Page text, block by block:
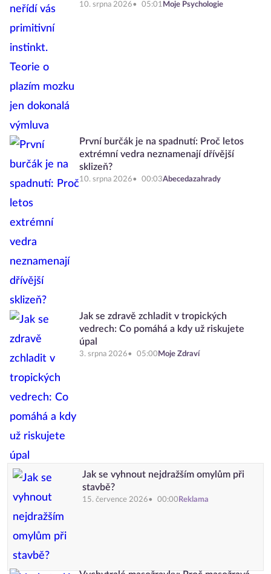
10. srpna 2026 05:01 Moje Psychologie
První burčák je na spadnutí: Proč letos
extrémní vedra neznamenají dřívější
sklizeň?
10. srpna 2026 00:03Abecedazahrady
Jak se zdravě zchladit v tropických
vedrech: Co pomáhá a kdy už riskujete
úpal
3. srpna 2026 05:00 Moje Zdraví
Jak se vyhnout nejdražším omylům při
stavbě?
15. července 2026 00:00 Reklama